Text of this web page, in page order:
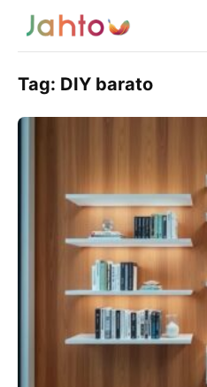
Tag: DIY barato